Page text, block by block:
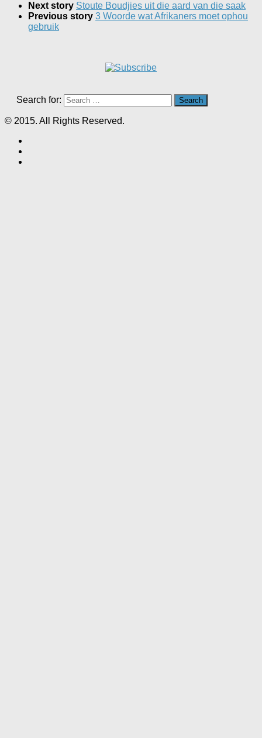
Next story Stoute Boudjies uit die aard van die saak
Previous story 3 Woorde wat Afrikaners moet ophou
gebruik
Search for:
© 2015. All Rights Reserved.